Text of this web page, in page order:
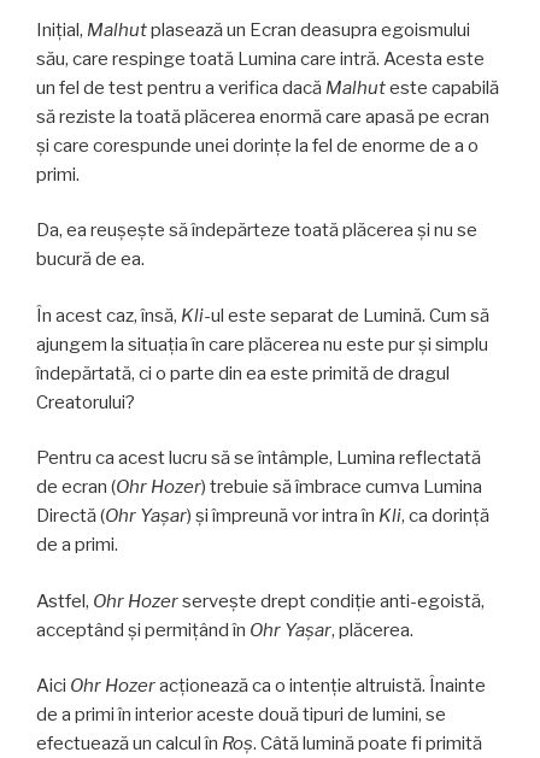
Inițial, Malhutplasează un Ecran deasupra egoismului
său, care respinge toată Lumina care intră. Acesta este
un fel de test pentru a verifica dacă Malhuteste capabilă
să reziste la toată plăcerea enormă care apasă pe ecran
și care corespunde unei dorințe la fel de enorme de a o
primi.
Da, ea reușește să îndepărteze toată plăcerea și nu se
bucură de ea.
În acest caz, însă, Kli-ul este separat de Lumină. Cum să
ajungem la situaţia în care plăcerea nu este pur și simplu
îndepărtată, ci o parte din ea este primită de dragul
Creatorului?
Pentru ca acest lucru să se întâmple, Lumina reflectată
de ecran (Ohr Hozer) trebuie să îmbrace cumva Lumina
Directă (Ohr Yaşar) și împreună vor intra în Kli, ca dorință
de a primi.
Astfel, Ohr Hozerservește drept condiție anti-egoistă,
acceptând și permițând în Ohr Yaşar, plăcerea.
Aici Ohr Hozeracționează ca o intenție altruistă. Înainte
de a primi în interior aceste două tipuri de lumini, se
efectuează un calcul în Roş. Câtă lumină poate fi primită